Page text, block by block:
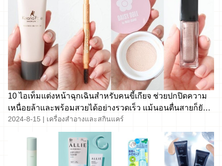
10 ไอเท็มแต่งหน้าฉุกเฉินสำหรับคนขี้เกียจ ช่วยปกปิดความ
เหนื่อยล้าและพร้อมสวยได้อย่างรวดเร็ว แม้นอนตื่นสายก็ยัง
สวยเป๊ะ!
2024-8-15 | เครื่องสำอางและสกินแคร์